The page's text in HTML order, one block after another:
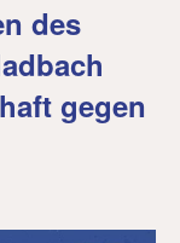
des
gegen